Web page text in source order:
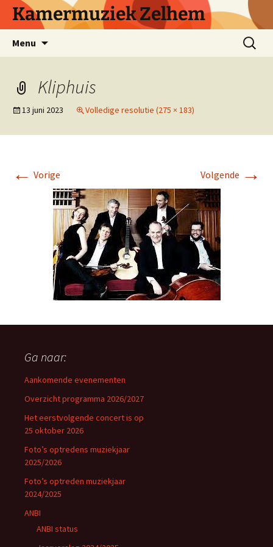
naarKamermuziek Zelhem
Menu
Zoeken
naar:
Kliphuis
13 juni 2023 Volledige resolutie (275 × 183)
← Vorige Volgende →
Ga naar:
Aankomende evenementen
Overzicht programma 2026/2027
Het eerstvolgende concert is op
25 oktober 2026
Foto’s optredens muziekjaar
2025/2026
Foto’s optreden muziekjaar
2024/2025
ANBI
ANBI status